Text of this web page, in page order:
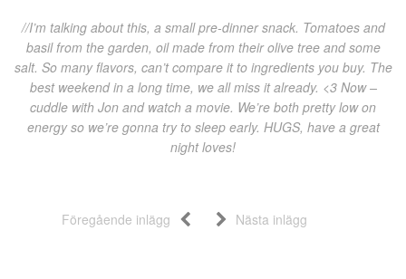
//I’m talking about this, a small pre-dinner snack. Tomatoes and
basil from the garden, oil made from their olive tree and some
salt. So many flavors, can’t compare it to ingredients you buy. The
best weekend in a long time, we all miss it already. <3 Now –
cuddle with Jon and watch a movie. We’re both pretty low on
energy so we’re gonna try to sleep early. HUGS, have a great
night loves!
Föregående inlägg Nästa inlägg